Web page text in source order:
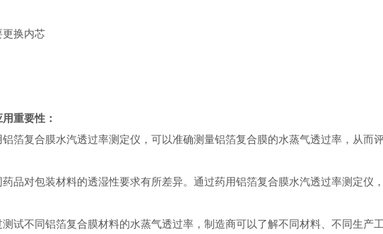
更换内芯
重要性：
箔复合膜水汽透过率测定仪，可以准确测量铝箔复合膜的水蒸气透过率，从而
品对包装材料的透湿性要求有所差异。通过药用铝箔复合膜水汽透过率测定仪
试不同铝箔复合膜材料的水蒸气透过率，制造商可以了解不同材料、不同生产